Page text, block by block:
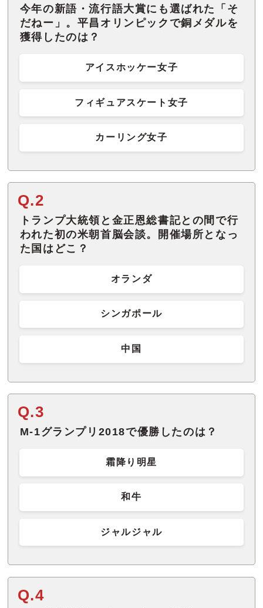
今年の新語・流行語大賞にも選ばれた「そ
だねー」。平昌オリンピックで銅メダルを
獲得したのは？
アイスホッケー女子
フィギュアスケート女子
カーリング女子
Q.2
トランプ大統領と金正恩総書記との間で行
われた初の米朝首脳会談。開催場所となっ
た国はどこ？
オランダ
シンガポール
中国
Q.3
M-1グランプリ2018で優勝したのは？
霜降り明星
和牛
ジャルジャル
Q.4